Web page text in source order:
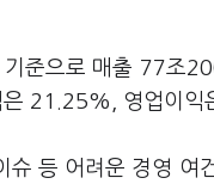
준으로 매출 77조
은 21.25%, 영업이익
슈 등 어려운 경영 여